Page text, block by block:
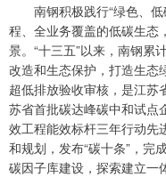
南钢积极践行“绿色、低
程、全业务覆盖的低碳生态
景。“十三五”以来，南钢累
改造和生态保护，打造生态
超低排放验收审核，是江苏
苏省首批碳达峰碳中和试点
效工程能效标杆三年行动先
和规划，发布“碳十条”，完
碳因子库建设，探索建立一